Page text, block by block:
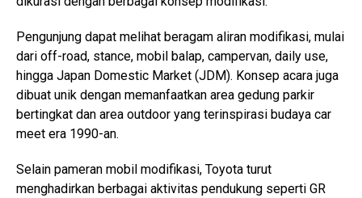
Pengunjung dapat melihat beragam aliran modifikasi, mulai
dari off-road, stance, mobil balap, campervan, daily use,
hingga Japan Domestic Market (JDM). Konsep acara juga
dibuat unik dengan memanfaatkan area gedung parkir
bertingkat dan area outdoor yang terinspirasi budaya car
meet era 1990-an.
Selain pameran mobil modifikasi, Toyota turut
menghadirkan berbagai aktivitas pendukung seperti GR